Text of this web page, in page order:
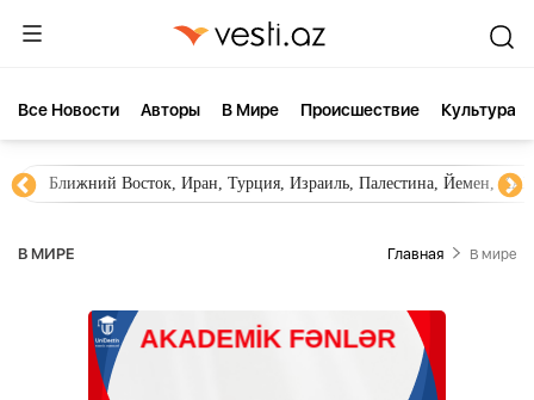
Все Новости Aвторы В Мире Происшествие Культура
Ближний Восток, Иран, Турция, Израиль, Палестина, Йемен,
В МИРЕ Главная В мире